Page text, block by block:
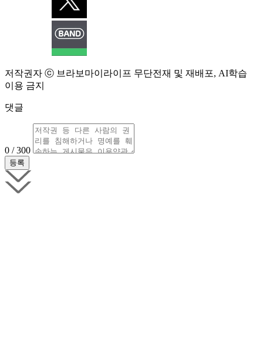
저작권자 ⓒ 브라보마이라이프 무단전재 및 재배포, AI학습
이용 금지
댓글
0 / 300